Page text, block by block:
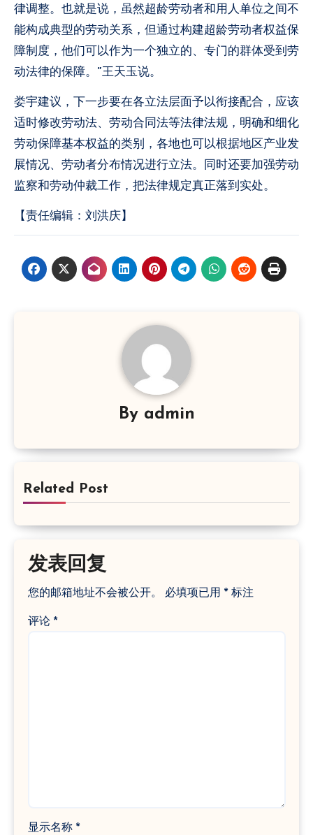
律调整。也就是说，虽然超龄劳动者和用人单位之间不
能构成典型的劳动关系，但通过构建超龄劳动者权益保
障制度，他们可以作为一个独立的、专门的群体受到劳
动法律的保障。”王天玉说。
娄宇建议，下一步要在各立法层面予以衔接配合，应该
适时修改劳动法、劳动合同法等法律法规，明确和细化
劳动保障基本权益的类别，各地也可以根据地区产业发
展情况、劳动者分布情况进行立法。同时还要加强劳动
监察和劳动仲裁工作，把法律规定真正落到实处。
【责任编辑：刘洪庆】
By admin
Related Post
发表回复
您的邮箱地址不会被公开。 必填项已用 *标注
评论 *
显示名称 *